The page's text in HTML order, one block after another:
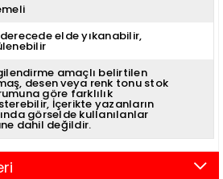
elde yıkanabilir
amaçlı belirtilen
desen veya renk tonu stok
göre farklılık
İçerikte yazanların
görselde kullanılanlar
dahil değildir.